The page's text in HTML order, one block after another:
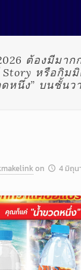
ต้องมีมาก
Story หรือกิ
หนึ่ง” บนชั้นว
on 4 มิถุน